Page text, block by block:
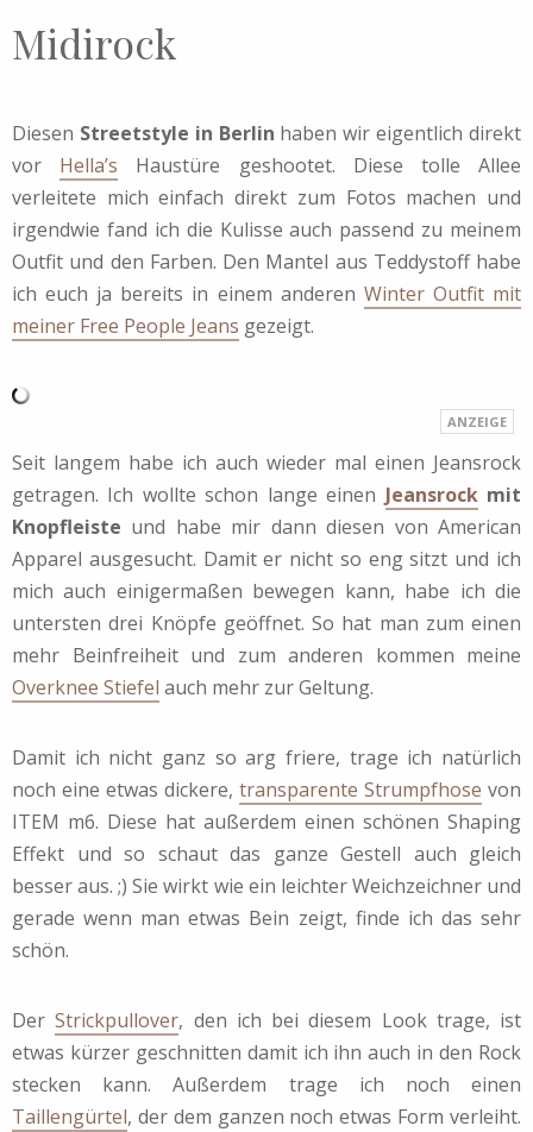
Midirock
Diesen Streetstyle in Berlin haben wir eigentlich direkt
vor Hella’s Haustüre geshootet. Diese tolle Allee
verleitete mich einfach direkt zum Fotos machen und
irgendwie fand ich die Kulisse auch passend zu meinem
Outfit und den Farben. Den Mantel aus Teddystoff habe
ich euch ja bereits in einem anderen Winter Outfit mit
meiner Free People Jeans gezeigt.
Seit langem habe ich auch wieder mal einen Jeansrock
getragen. Ich wollte schon lange einen Jeansrockmit
Knopfleiste und habe mir dann diesen von American
Apparel ausgesucht. Damit er nicht so eng sitzt und ich
mich auch einigermaßen bewegen kann, habe ich die
untersten drei Knöpfe geöffnet. So hat man zum einen
mehr Beinfreiheit und zum anderen kommen meine
Overknee Stiefel auch mehr zur Geltung.
Damit ich nicht ganz so arg friere, trage ich natürlich
noch eine etwas dickere, transparente Strumpfhose von
ITEM m6. Diese hat außerdem einen schönen Shaping
Effekt und so schaut das ganze Gestell auch gleich
besser aus. ;) Sie wirkt wie ein leichter Weichzeichner und
gerade wenn man etwas Bein zeigt, finde ich das sehr
schön.
DerStrickpullover, den ich bei diesem Look trage, ist
etwas kürzer geschnitten damit ich ihn auch in den Rock
stecken kann. Außerdem trage ich noch einen
Taillengürtel, der dem ganzen noch etwas Form verleiht.